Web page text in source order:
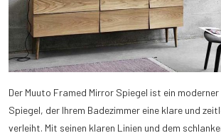
Der Muuto Framed Mirror Spiegel ist ein
Spiegel, der Ihrem Badezimmer eine klare und
verleiht. Mit seinen klaren Linien und dem